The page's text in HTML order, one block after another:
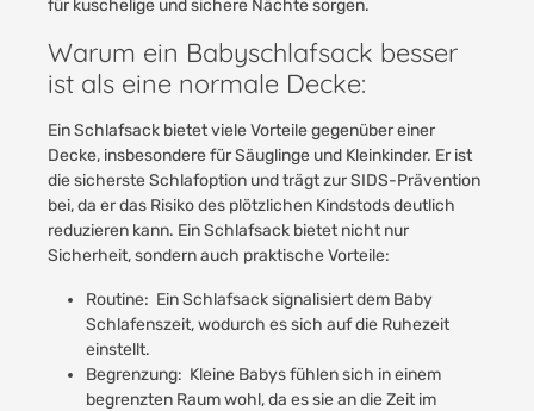
für kuschelige und sichere Nächte sorgen.
Warum ein Babyschlafsack besser
ist als eine normale Decke:
Ein Schlafsack bietet viele Vorteile gegenüber einer
Decke, insbesondere für Säuglinge und Kleinkinder. Er ist
die sicherste Schlafoption und trägt zur SIDS-Prävention
bei, da er das Risiko des plötzlichen Kindstods deutlich
reduzieren kann. Ein Schlafsack bietet nicht nur
Sicherheit, sondern auch praktische Vorteile:
Routine: Ein Schlafsack signalisiert dem Baby
Schlafenszeit, wodurch es sich auf die Ruhezeit
einstellt.
Begrenzung: Kleine Babys fühlen sich in einem
begrenzten Raum wohl, da es sie an die Zeit im